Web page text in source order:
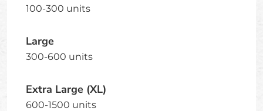
100-300 units
Large
300-600 units
Extra Large (XL)
600-1500 units